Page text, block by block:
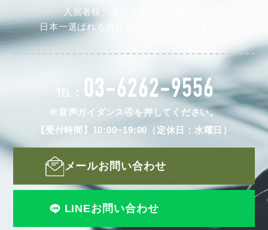
入居者様、そして仲介会社様から
日本一選ばれる賃貸管理会社を目指します。
TEL： 03-6262-9556
※音声ガイダンス④を押してください。
【受付時間】10:00~19:00（定休日：水曜日）
メールお問い合わせ
LINEお問い合わせ